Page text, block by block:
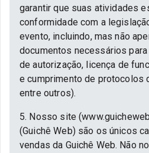
garantir que suas atividades
conformidade com a
evento, incluindo, mas não
documentos necessários
de autorização, licença de
e cumprimento de protocolos
entre outros).
5. Nosso site
(Guichê Web) são os únicos
vendas da Guichê Web. Não